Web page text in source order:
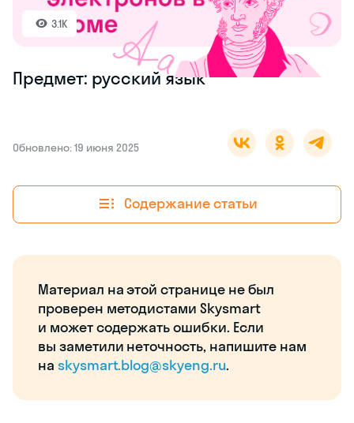
3.1K
Предмет: русский язык
Обновлено: 19 июня 2025
Содержание статьи
Материал на этой странице не был
проверен методистами Skysmart
и может содержать ошибки. Если
вы заметили неточность, напишите нам
на skysmart.blog@skyeng.ru.